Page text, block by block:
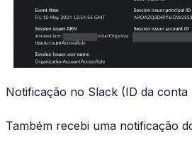
Notificação no Slack (ID da conta
Também recebi uma notificação